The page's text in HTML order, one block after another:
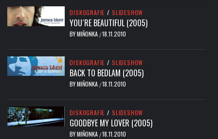
DISKOGRAFIE / SLIDESHOW
YOU´RE BEAUTIFUL (2005)
BYMIŇONKA /18.11.2010
DISKOGRAFIE / SLIDESHOW
BACK TO BEDLAM (2005)
BYMIŇONKA /18.11.2010
DISKOGRAFIE / SLIDESHOW
GOODBYE MY LOVER (2005)
BYMIŇONKA /18.11.2010